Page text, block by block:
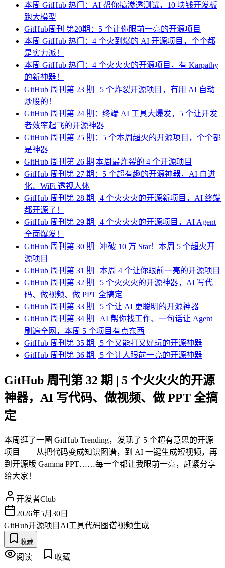
本周 GitHub 热门：AI 帮你搞渗透测试，10 块钱开发板
跑大模型
GitHub周刊 第20期：5 个让你眼前一亮的开源项目
本周 GitHub 热门：4 个火到爆的 AI 开源项目，个个都
是实力派！
本周 GitHub 热门：4 个火火火的开源项目，有 Karpathy
的新神器！
GitHub 周刊第 23 期 | 5 个炸裂开源项目，有用 AI 自动
炒股的！
GitHub 周刊第 24 期：终端 AI 工具大爆发，5 个让开发
者效率起飞的开源神器
GitHub 周刊第 25 期：5 个本周超火的开源项目，个个都
是神器
GitHub 周刊第 26 期|本周最炸裂的 4 个开源项目
GitHub 周刊第 27 期：5 个超有趣的开源神器，AI 自进
化、WiFi 透视人体
GitHub 周刊第 28 期 | 4 个火火火的开源新项目，AI 终端
都开源了！
GitHub 周刊第 29 期 | 4 个火火火的开源项目，AI Agent
全面爆发！
GitHub 周刊第 30 期 | 冲破 10 万 Star！本周 5 个超火开
源项目
GitHub 周刊第 31 期 | 本周 4 个让你眼前一亮的开源项目
GitHub 周刊第 32 期 | 5 个火火火的开源神器，AI 写代
码、做视频、做 PPT 全搞定
GitHub 周刊第 33 期 | 5 个让 AI 更聪明的开源神器
GitHub 周刊第 34 期 | AI 帮你找工作、一句话让 Agent
刷遍全网，本周 5 个项目有点东西
GitHub 周刊第 35 期 | 5 个又能打又好玩的开源神器
GitHub 周刊第 36 期 | 5 个让人眼前一亮的开源神器
GitHub 周刊第 32 期 | 5 个火火火的开源
神器，AI 写代码、做视频、做 PPT 全搞
定
本周逛了一圈 GitHub Trending，发现了 5 个超有意思的开源
项目——从把代码变成知识图谱，到 AI 一键生成短视频，再
到开源版 Gamma PPT……每一个都让我眼前一亮，赶紧分享
给大家！
开发者Club
2026年5月30日
GitHub开源项目 AI工具代码图谱视频生成
收藏
阅读 — 收藏 —